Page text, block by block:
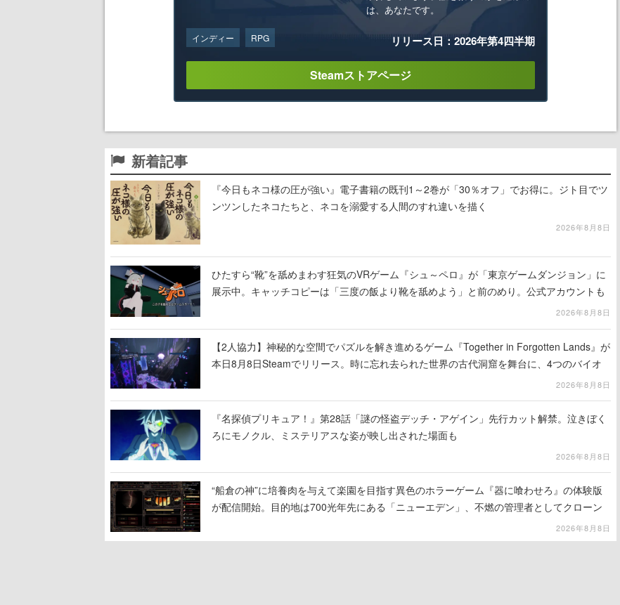
は、あなたです。
インディー RPG リリース日：2026年第4四半期
Steamストアページ
新着記事
『今日もネコ様の圧が強い』電子書籍の既刊1～2巻が「30％オフ」でお得に。ジト目でツ
ンツンしたネコたちと、ネコを溺愛する人間のすれ違いを描く
2026年8月8日
ひたすら“靴”を舐めまわす狂気のVRゲーム『シュ～ペロ』が「東京ゲームダンジョン」に
展示中。キャッチコピーは「三度の飯より靴を舐めよう」と前のめり。公式アカウントも
2026年8月8日
【2人協力】神秘的な空間でパズルを解き進めるゲーム『Together in Forgotten Lands』が
本日8月8日Steamでリリース。時に忘れ去られた世界の古代洞窟を舞台に、4つのバイオ
2026年8月8日
『名探偵プリキュア！』第28話「謎の怪盗デッチ・アゲイン」先行カット解禁。泣きぼく
ろにモノクル、ミステリアスな姿が映し出された場面も
2026年8月8日
“船倉の神”に培養肉を与えて楽園を目指す異色のホラーゲーム『器に喰わせろ』の体験版
が配信開始。目的地は700光年先にある「ニューエデン」、不燃の管理者としてクローン
2026年8月8日